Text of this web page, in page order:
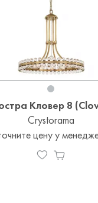
Кловер 8
Crystorama
цену у